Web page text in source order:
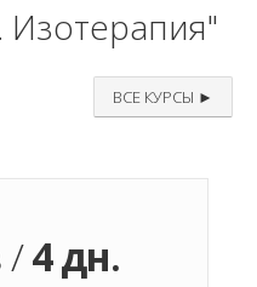
ВСЕ КУРСЫ ►
/4 дн.